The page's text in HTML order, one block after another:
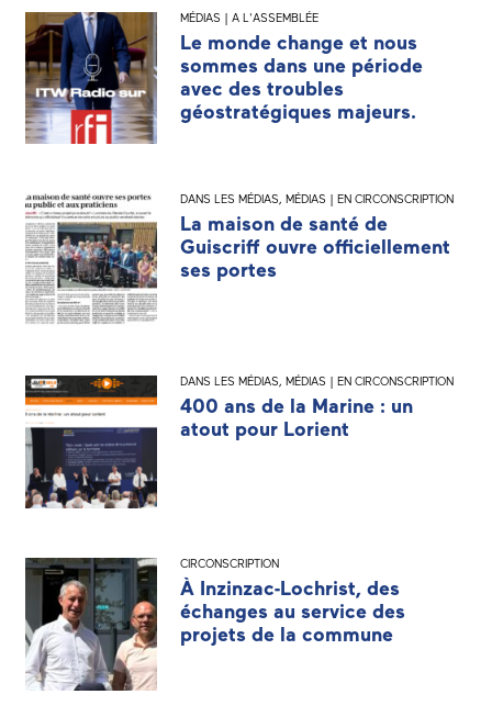
MÉDIAS | A L'ASSEMBLÉE
Le monde change et nous
sommes dans une période
avec des troubles
géostratégiques majeurs.
DANS LES MÉDIAS, MÉDIAS | EN CIRCONSCRIPTION
La maison de santé de
Guiscriff ouvre officiellement
ses portes
DANS LES MÉDIAS, MÉDIAS | EN CIRCONSCRIPTION
400 ans de la Marine : un
atout pour Lorient
CIRCONSCRIPTION
À Inzinzac-Lochrist, des
échanges au service des
projets de la commune